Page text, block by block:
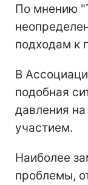
По мнению
подходам к
В
подобная
давления
участием.
Наиболее
проблемы,